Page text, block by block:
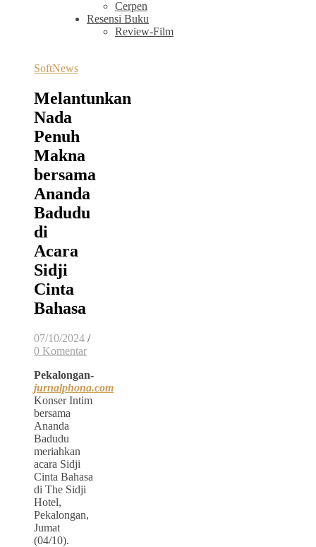
Cerpen
Resensi Buku
Review-Film
SoftNews
Melantunkan
Nada
Penuh
Makna
bersama
Ananda
Badudu
di
Acara
Sidji
Cinta
Bahasa
07/10/2024 /
0 Komentar
Pekalongan-
jurnalphona.com
Konser Intim
bersama
Ananda
Badudu
meriahkan
acara Sidji
Cinta Bahasa
di The Sidji
Hotel,
Pekalongan,
Jumat
(04/10).